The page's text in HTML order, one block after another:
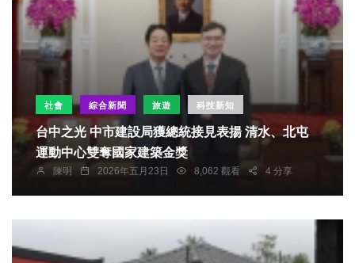
社會 綜合新聞 旅遊 科技新知
台中之光 中市建設局獲總統接見表揚 清水、北屯
運動中心雙奪國家建築金獎
陳明 2026年五月23日 8,062 觀看 4 分享